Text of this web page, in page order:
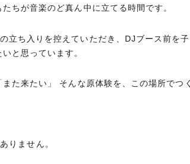
ちが音楽のど真ん中に立てる時間です。
立ち入りを控えていただき、DJブース前を
と思っています。
た来たい」 そんな原体験を、この場所でつ
りません。